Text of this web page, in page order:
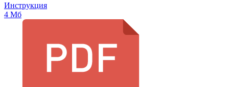
Инструкция
4 Мб